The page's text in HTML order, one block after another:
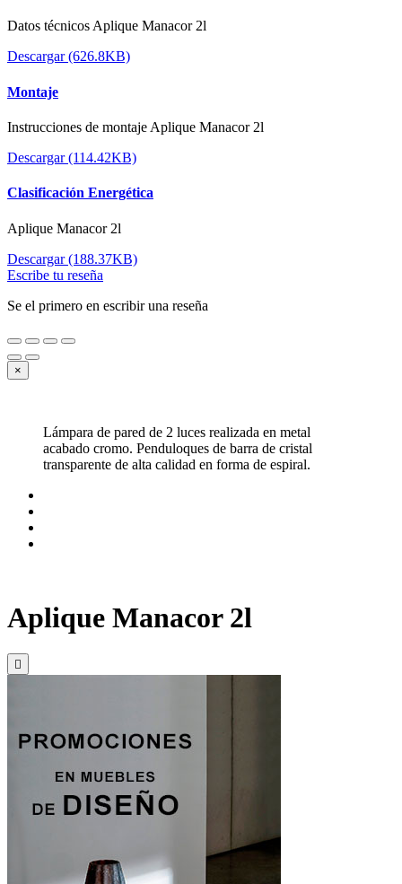
Datos técnicos Aplique Manacor 2l
Descargar (626.8KB)
Montaje
Instrucciones de montaje Aplique Manacor 2l
Descargar (114.42KB)
Clasificación Energética
Aplique Manacor 2l
Descargar (188.37KB)
Escribe tu reseña
Se el primero en escribir una reseña
×
Lámpara de pared de 2 luces realizada en metal
acabado cromo. Penduloques de barra de cristal
transparente de alta calidad en forma de espiral.
Aplique Manacor 2l
